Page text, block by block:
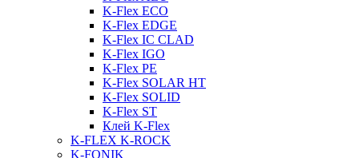
K-Flex ECO
K-Flex EDGE
K-Flex IC CLAD
K-Flex IGO
K-Flex PE
K-Flex SOLAR HT
K-Flex SOLID
K-Flex ST
Клей K-Flex
K-FLEX K-ROCK
K-FONIK